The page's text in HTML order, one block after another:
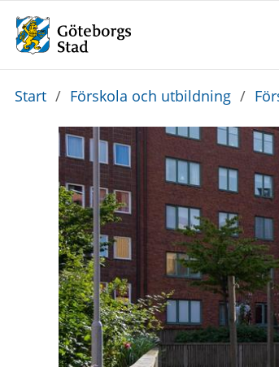
Du
Start / Förskola och utbildning /